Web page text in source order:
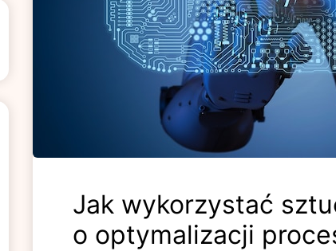
Jak wykorzystać
o optymalizacji